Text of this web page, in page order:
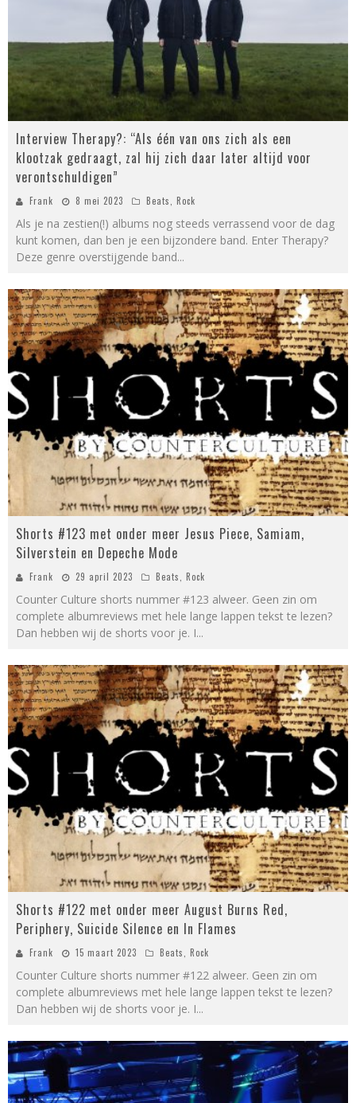
Interview Therapy?: “Als één van ons zich als een
klootzak gedraagt, zal hij zich daar later altijd voor
verontschuldigen”
Frank 8 mei 2023 Beats Rock
Als je na zestien(!) albums nog steeds verrassend voor de dag
kunt komen, dan ben je een bijzondere band. Enter Therapy?
Deze genre overstijgende band...
Shorts #123 met onder meer Jesus Piece, Samiam,
Silverstein en Depeche Mode
Frank 29 april 2023 Beats Rock
Counter Culture shorts nummer #123 alweer. Geen zin om
complete albumreviews met hele lange lappen tekst te lezen?
Dan hebben wij de shorts voor je. I...
Shorts #122 met onder meer August Burns Red,
Periphery, Suicide Silence en In Flames
Frank 15 maart 2023 Beats, Rock
Counter Culture shorts nummer #122 alweer. Geen zin om
complete albumreviews met hele lange lappen tekst te lezen?
Dan hebben wij de shorts voor je. I...